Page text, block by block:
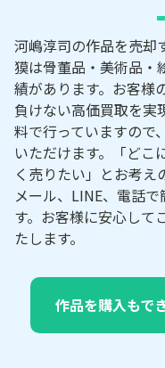
河嶋淳司の作品を売却
獏は骨董品・美術品・
績があります。お客様
負けない高価買取を実
料で行っていますので
いただけます。「どこ
く売りたい」とお考え
メール、LINE、電話
す。お客様に安心して
たします。
作品を購入もで